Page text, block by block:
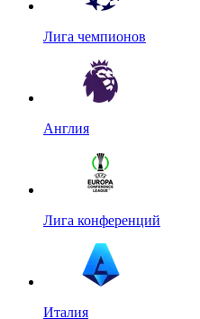
Лига чемпионов
Англия
Лига конференций
Италия